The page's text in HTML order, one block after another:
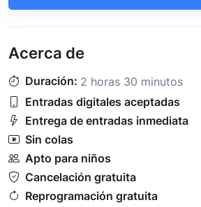
Acerca de
Duración: 2 horas 30 minutos
Entradas digitales aceptadas
Entrega de entradas inmediata
Sin colas
Apto para niños
Cancelación gratuita
Reprogramación gratuita